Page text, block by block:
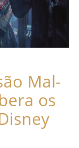
Mal-
os